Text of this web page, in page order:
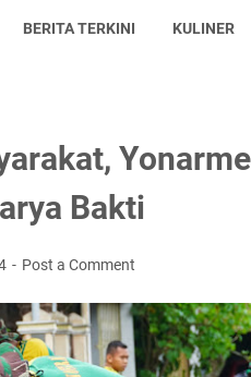
BERITA TERKINI KULINER
Bakti
Post a Comment